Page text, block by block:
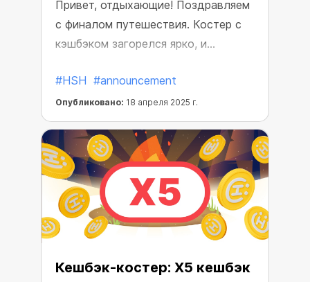
Привет, отдыхающие! Поздравляем
с финалом путешествия. Костер с
кэшбэком загорелся ярко, и
сообщество почувствовало его
тепло. Теперь каждый может
наслаждаться Х5 кешбэк на все
покупки.
#HSH #announcement
Опубликовано: 18 апреля 2025 г.
Кешбэк-костер: X5 кешбэк